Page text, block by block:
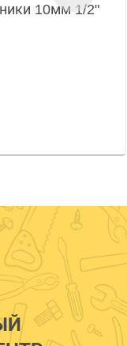
10мм 1/2"